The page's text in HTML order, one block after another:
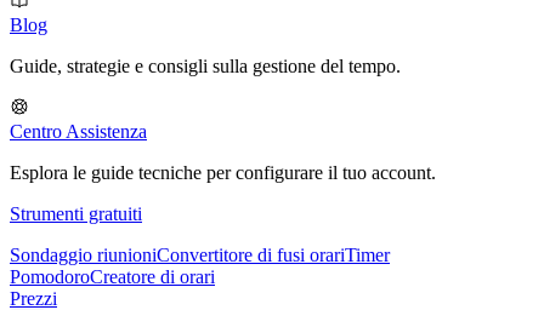
Blog
Guide, strategie e consigli sulla gestione del tempo.
Centro Assistenza
Esplora le guide tecniche per configurare il tuo account.
Strumenti gratuiti
Sondaggio riunioniConvertitore di fusi orariTimer
PomodoroCreatore di orari
Prezzi